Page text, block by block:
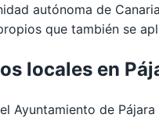
autónoma de
que también se
locales en
Ayuntamiento de Pájara